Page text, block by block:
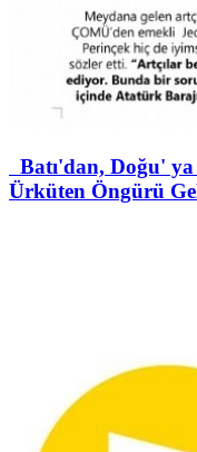
Batı'dan, Doğu' ya
Ürküten Öngürü